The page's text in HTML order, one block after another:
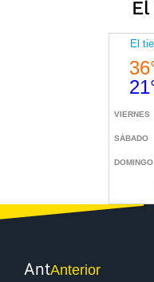
El
AntAnterior